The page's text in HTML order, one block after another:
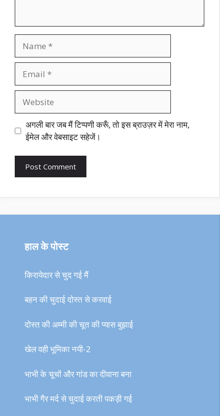
अगली बार जब मैं टिप्पणी करूँ, तो इस ब्राउज़र में मेरा नाम,
ईमेल और वेबसाइट सहेजें।
हाल के पोस्ट
किरायेदार से चुद गई मैं
बहन की चुदाई दोस्त से करवाई
दोस्त की अम्मी की चूत की प्यास बुझाई
खेल वही भूमिका नयी-2
भाभी के चूचों और गांड का दीवाना बना
भाभी गैर मर्द से चुदाई करती पकड़ी गई